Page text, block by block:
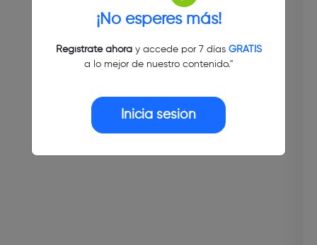
¡No esperes más!
Regístrate ahoray accede por 7 días GRATIS
a lo mejor de nuestro contenido."
Inicia sesión